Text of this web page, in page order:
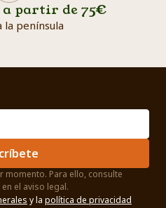
partir de 75€
la península
momento. Para ello, consulte
el aviso legal.
y la política de privacidad